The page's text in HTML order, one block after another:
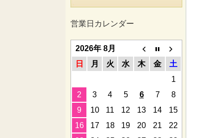
営業日カレンダー
2026年 8月
日
月 火 水 木 金
土
1
2
3 4 5 6 7
8
9
10 11 12 13 14
15
16
17 18 19 20 21
22